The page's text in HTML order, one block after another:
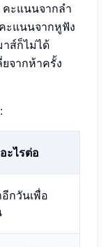
ะแนนจากลำ
ะแนนจากหูฟัง
าส์ก็ไม่ได้
จากห้าครั้ง
ะไรต่อ
กวันเพื่อ